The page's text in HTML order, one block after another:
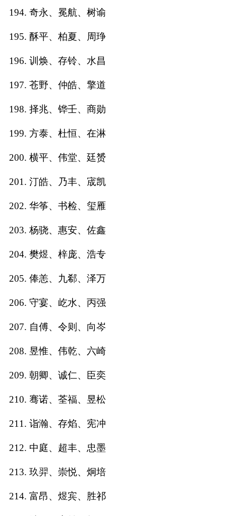
194. 奇永、冕航、树谕
195. 酥平、柏夏、周琤
196. 训焕、存铃、水昌
197. 苍野、仲皓、擎道
198. 择兆、铧壬、商勋
199. 方泰、杜恒、在淋
200. 横平、伟堂、廷赟
201. 汀皓、乃丰、宬凯
202. 华筝、书检、玺雁
203. 杨骁、惠安、佐鑫
204. 樊煜、梓庞、浩专
205. 俸恙、九郗、泽万
206. 守宴、屹水、丙强
207. 自傅、令则、向岑
208. 昱惟、伟乾、六崎
209. 朝卿、诚仁、臣奕
210. 骞诺、荃福、昱松
211. 诣瀚、存焰、宪冲
212. 中庭、超丰、忠墨
213. 玖羿、崇悦、炯培
214. 富昂、煜宾、胜祁